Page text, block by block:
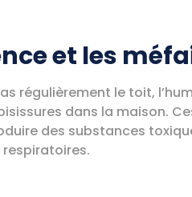
et les
régulièrement le toit,
dans la maison.
des substances